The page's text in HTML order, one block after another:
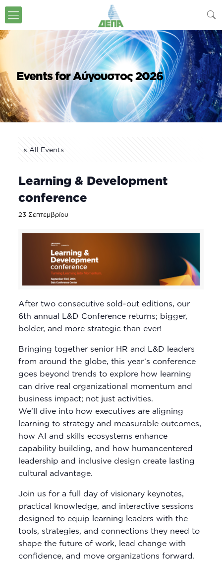
Events for Αύγουστος 2026
« All Events
Learning & Development
conference
23 Σεπτεμβρίου
After two consecutive sold-out editions, our
6th annual L&D Conference returns; bigger,
bolder, and more strategic than ever!
Bringing together senior HR and L&D leaders
from around the globe, this year’s conference
goes beyond trends to explore how learning
can drive real organizational momentum and
business impact; not just activities.
We’ll dive into how executives are aligning
learning to strategy and measurable outcomes,
how AI and skills ecosystems enhance
capability building, and how humancentered
leadership and inclusive design create lasting
cultural advantage.
Join us for a full day of visionary keynotes,
practical knowledge, and interactive sessions
designed to equip learning leaders with the
tools, strategies, and connections they need to
shape the future of work, lead change with
confidence, and move organizations forward.